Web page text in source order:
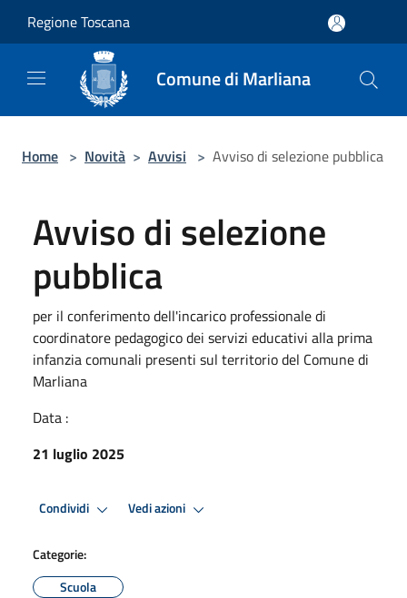
Regione Toscana
Comune di Marliana
Home > Novità > Avvisi > Avviso di selezione pubblica
Avviso di selezione
pubblica
per il conferimento dell'incarico professionale di
coordinatore pedagogico dei servizi educativi alla prima
infanzia comunali presenti sul territorio del Comune di
Marliana
Data :
21 luglio 2025
Condividi Vedi azioni
Categorie:
Scuola